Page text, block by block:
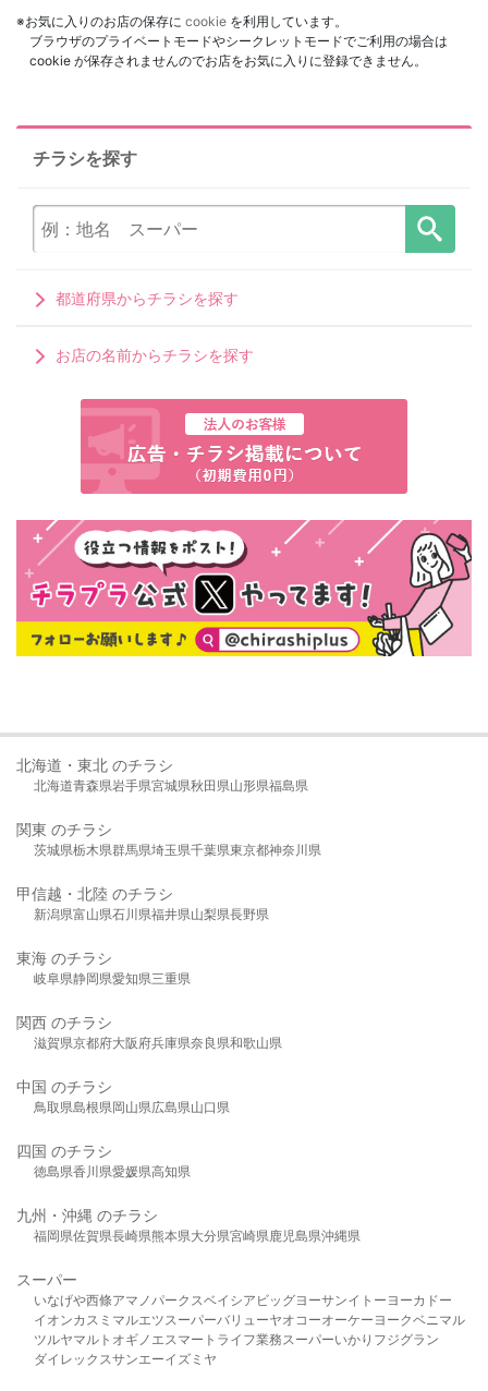
※お気に入りのお店の保存に cookie を利用しています。
ブラウザのプライベートモードやシークレットモードでご利用の場合は
cookie が保存されませんのでお店をお気に入りに登録できません。
チラシを探す
都道府県からチラシを探す
お店の名前からチラシを探す
北海道・東北 のチラシ
北海道青森県岩手県宮城県秋田県山形県福島県
関東 のチラシ
茨城県栃木県群馬県埼玉県千葉県東京都神奈川県
甲信越・北陸 のチラシ
新潟県富山県石川県福井県山梨県長野県
東海 のチラシ
岐阜県静岡県愛知県三重県
関西 のチラシ
滋賀県京都府大阪府兵庫県奈良県和歌山県
中国 のチラシ
鳥取県島根県岡山県広島県山口県
四国 のチラシ
徳島県香川県愛媛県高知県
九州・沖縄 のチラシ
福岡県佐賀県長崎県熊本県大分県宮崎県鹿児島県沖縄県
スーパー
いなげや西條アマノパークスベイシア ビッグヨーサンイトーヨーカドー
イオンカスミ マルエツスーパーバリューヤオコーオーケー ヨークベニマル
ツルヤマルト オギノ エスマート ライフ業務スーパーいかり フジグラン
ダイレックスサンエーイズミヤ